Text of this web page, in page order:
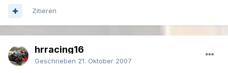
Zitieren
hrracing16
Geschrieben 21. Oktober 2007